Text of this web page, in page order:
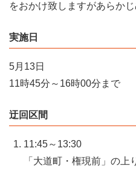
をおかけ致しますがあらかじ
実施日
5月13日
11時45分～16時00分まで
迂回区間
11:45～13:30
「大道町・権現前」の